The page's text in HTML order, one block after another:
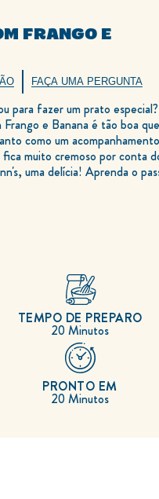
FRANGO E
FAÇA UMA PERGUNTA
para fazer um prato especial?
e Banana é tão boa que
como um acompanhamento
muito cremoso por conta
uma delícia! Aprenda o
20 Minutos
TEMPO DE PREPARO
20 Minutos
PRONTO EM